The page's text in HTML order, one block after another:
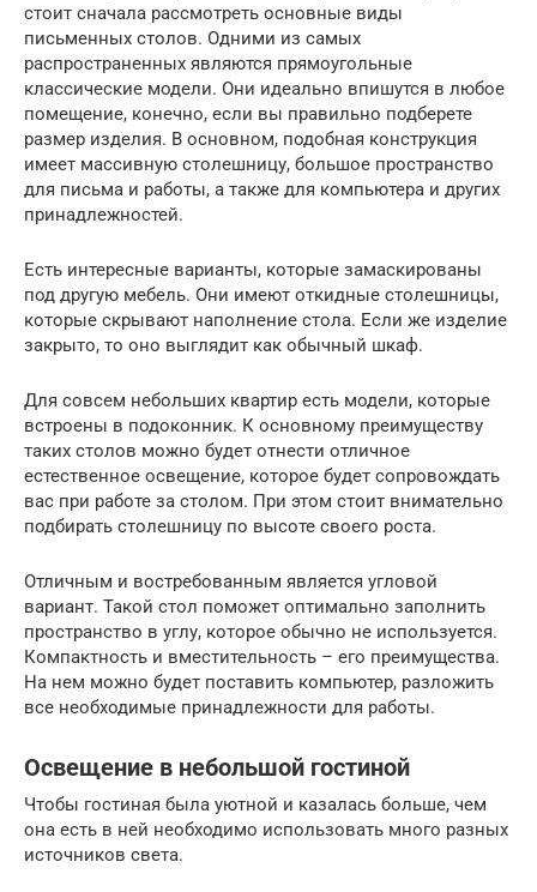
стоит сначала рассмотреть основные виды
письменных столов. Одними из самых
распространенных являются прямоугольные
классические модели. Они идеально впишутся в любое
помещение, конечно, если вы правильно подберете
размер изделия. В основном, подобная конструкция
имеет массивную столешницу, большое пространство
для письма и работы, а также для компьютера и других
принадлежностей.
Есть интересные варианты, которые замаскированы
под другую мебель. Они имеют откидные столешницы,
которые скрывают наполнение стола. Если же изделие
закрыто, то оно выглядит как обычный шкаф.
Для совсем небольших квартир есть модели, которые
встроены в подоконник. К основному преимуществу
таких столов можно будет отнести отличное
естественное освещение, которое будет сопровождать
вас при работе за столом. При этом стоит внимательно
подбирать столешницу по высоте своего роста.
Отличным и востребованным является угловой
вариант. Такой стол поможет оптимально заполнить
пространство в углу, которое обычно не используется.
Компактность и вместительность – его преимущества.
На нем можно будет поставить компьютер, разложить
все необходимые принадлежности для работы.
Освещение в небольшой гостиной
Чтобы гостиная была уютной и казалась больше, чем
она есть в ней необходимо использовать много разных
источников света.